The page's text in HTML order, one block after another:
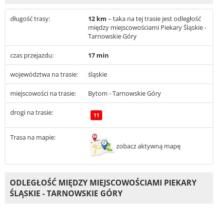
długość trasy: 12 km – taka na tej trasie jest odległość
między miejscowościami Piekary Śląskie -
Tarnowskie Góry
czas przejazdu: 17 min
województwa na trasie: śląskie
miejscowości na trasie: Bytom - Tarnowskie Góry
drogi na trasie: 11
Trasa na mapie:
zobacz aktywną mapę
ODLEGŁOŚĆ MIĘDZY MIEJSCOWOŚCIAMI PIEKARY
ŚLĄSKIE - TARNOWSKIE GÓRY